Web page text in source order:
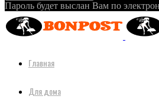
Пароль будет выслан Вам по
Главная
Для дома